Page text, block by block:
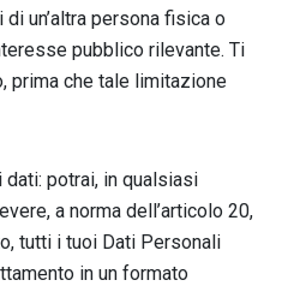
un’altra persona fisica o
pubblico rilevante. Ti
prima che tale limitazione
potrai, in qualsiasi
a norma dell’articolo 20,
tutti i tuoi Dati Personali
in un formato